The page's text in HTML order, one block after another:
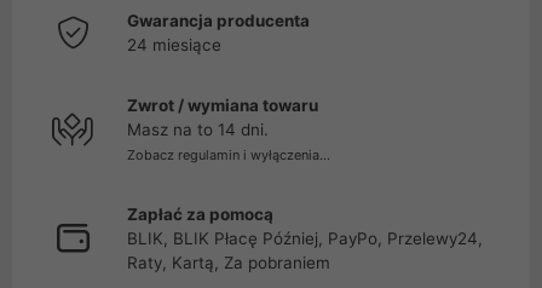
Gwarancja producenta
24 miesiące
Zwrot / wymiana towaru
Masz na to 14 dni.
Zobacz regulamin i wyłączenia...
Zapłać za pomocą
BLIK, BLIK Płacę Później, PayPo, Przelewy24,
Raty, Kartą, Za pobraniem